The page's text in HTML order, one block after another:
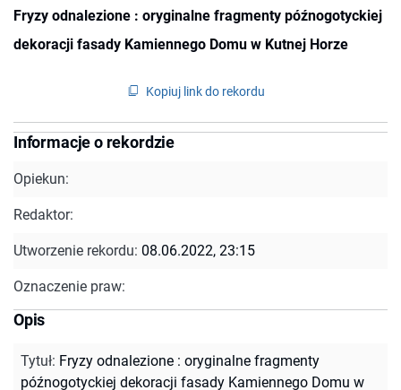
Fryzy odnalezione : oryginalne fragmenty późnogotyckiej
dekoracji fasady Kamiennego Domu w Kutnej Horze
Kopiuj link do rekordu
Informacje o rekordzie
Opiekun:
Redaktor:
Utworzenie rekordu: 08.06.2022, 23:15
Oznaczenie praw:
Opis
Tytuł: Fryzy odnalezione : oryginalne fragmenty
późnogotyckiej dekoracji fasady Kamiennego Domu w